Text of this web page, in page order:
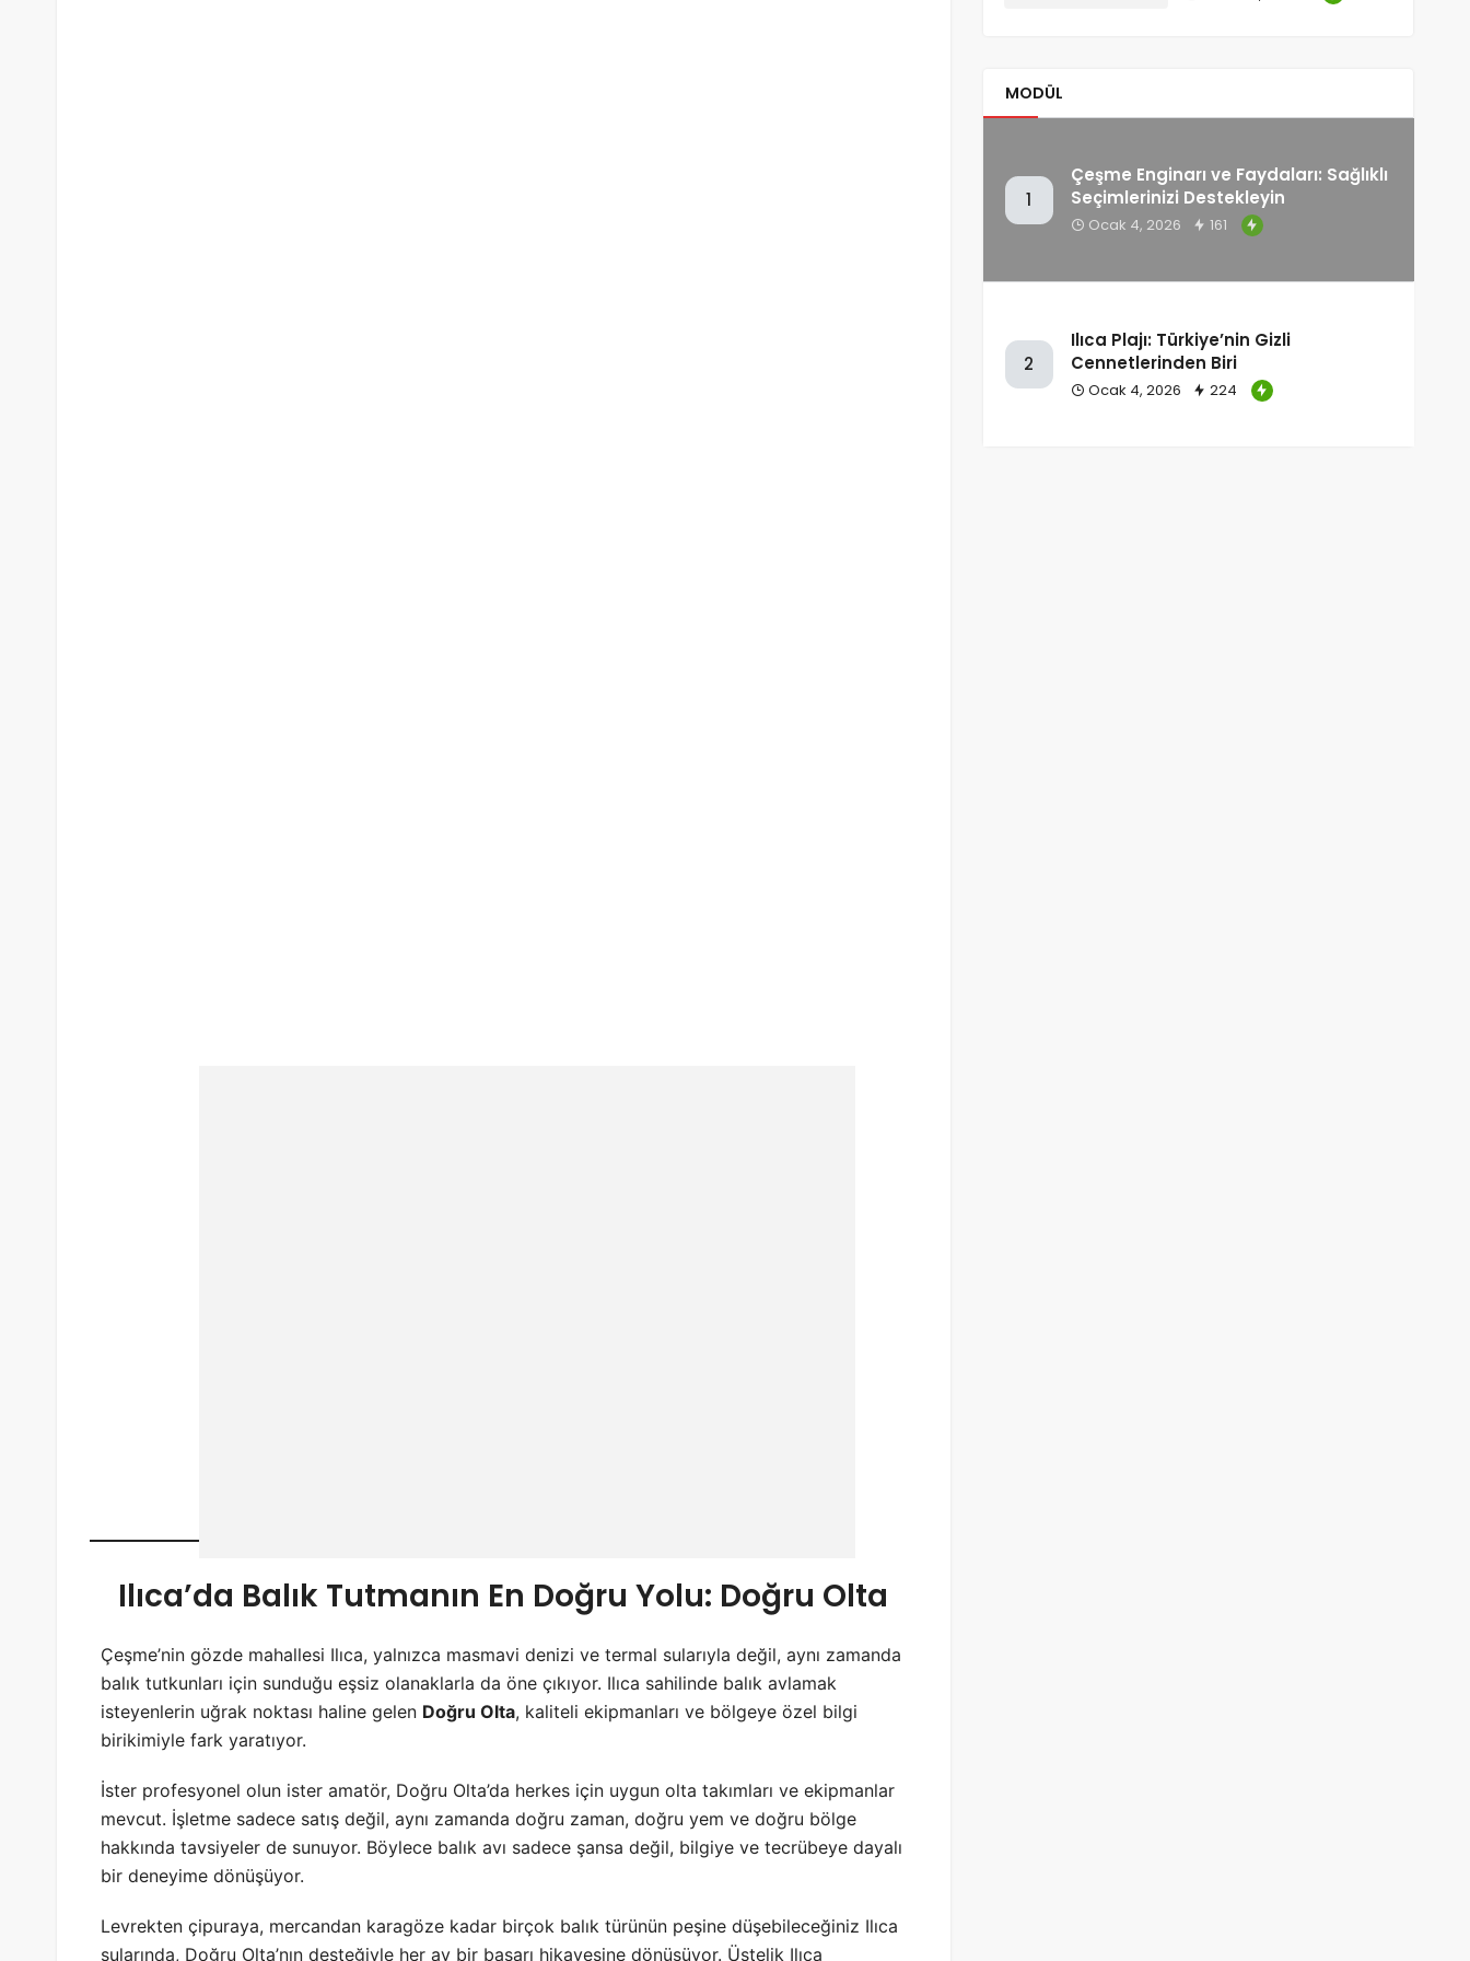
Ilıca’da Balık Tutmanın En Doğru Yolu: Doğru Olta
Çeşme’nin gözde mahallesi Ilıca, yalnızca masmavi denizi ve termal sularıyla değil, aynı zamanda
balık tutkunları için sunduğu eşsiz olanaklarla da öne çıkıyor. Ilıca sahilinde balık avlamak
isteyenlerin uğrak noktası haline gelen Doğru Olta, kaliteli ekipmanları ve bölgeye özel bilgi
birikimiyle fark yaratıyor.
İster profesyonel olun ister amatör, Doğru Olta’da herkes için uygun olta takımları ve ekipmanlar
mevcut. İşletme sadece satış değil, aynı zamanda doğru zaman, doğru yem ve doğru bölge
hakkında tavsiyeler de sunuyor. Böylece balık avı sadece şansa değil, bilgiye ve tecrübeye dayalı
bir deneyime dönüşüyor.
Levrekten çipuraya, mercandan karagöze kadar birçok balık türünün peşine düşebileceğiniz Ilıca
sularında, Doğru Olta’nın desteğiyle her av bir başarı hikayesine dönüşüyor. Üstelik Ilıca
MODÜL
1
Çeşme Enginarı ve Faydaları: Sağlıklı
Seçimlerinizi Destekleyin
Ocak 4, 2026 161
2
Ilıca Plajı: Türkiye’nin Gizli
Cennetlerinden Biri
Ocak 4, 2026 224